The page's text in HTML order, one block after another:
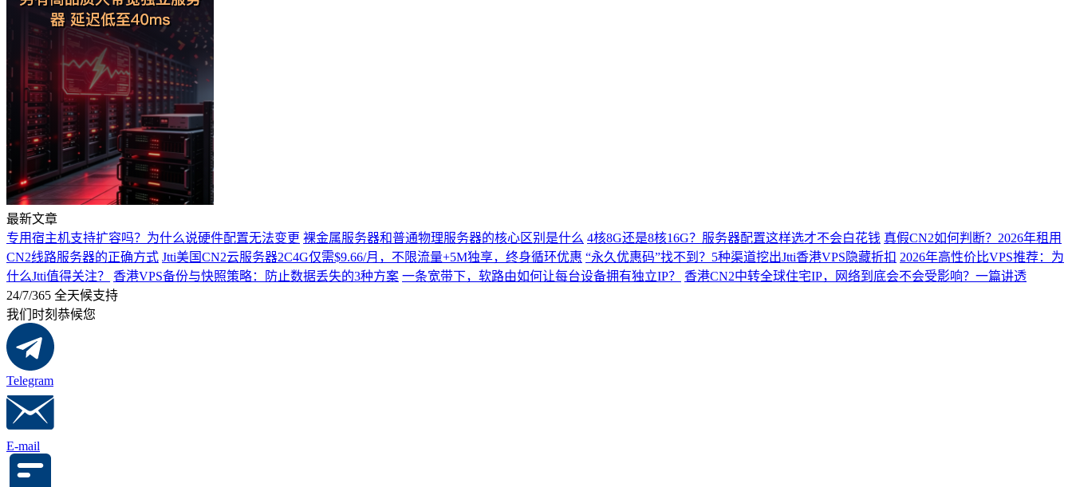
最新文章
专用宿主机支持扩容吗？为什么说硬件配置无法变更 裸金属服务器和普通物理服务器的核心区别是什么 4核8G还是8核16G？服务器配置这样选才不会白花钱 真假CN2如何判断？2026年租用
CN2线路服务器的正确方式 Jtti美国CN2云服务器2C4G仅需$9.66/月，不限流量+5M独享，终身循环优惠 “永久优惠码”找不到？5种渠道挖出Jtti香港VPS隐藏折扣 2026年高性价比VPS推荐：为
什么Jtti值得关注？
香港VPS备份与快照策略：防止数据丢失的3种方案 一条宽带下，软路由如何让每台设备拥有独立IP？
香港CN2中转全球住宅IP，网络到底会不会受影响？一篇讲透
24/7/365 全天候支持
我们时刻恭候您
Telegram
E-mail